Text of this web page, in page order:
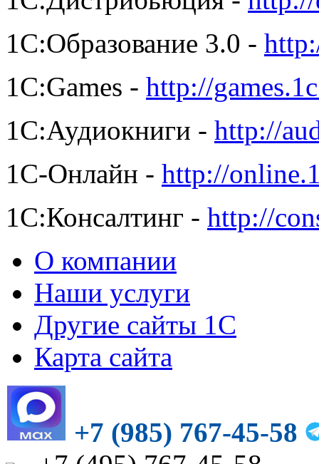
1С:Образование 3.0 -
1С:Games - http://
1С:Аудиокниги - http://
1С-Онлайн - http://
1С:Консалтинг - http://
О компании
Наши услуги
Другие сайты 1С
Карта сайта
+7 (985) 767-45-58